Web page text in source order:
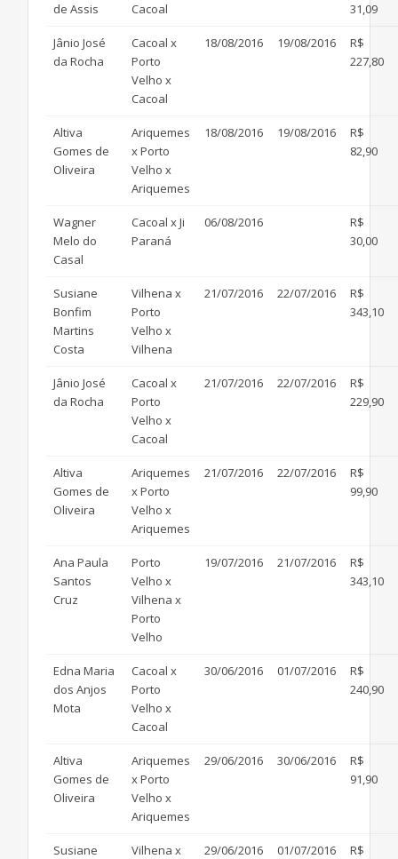
de Assis
Cacoal
31,09
Jânio José
da Rocha
Cacoal x
Porto
Velho x
Cacoal
18/08/2016 19/08/2016
R$
227,80
Altiva
Gomes de
Oliveira
Ariquemes
x Porto
Velho x
Ariquemes
18/08/2016 19/08/2016
R$
82,90
Wagner
Melo do
Casal
Cacoal x Ji
Paraná
06/08/2016
R$
30,00
Susiane
Bonfim
Martins
Costa
Vilhena x
Porto
Velho x
Vilhena
21/07/2016 22/07/2016
R$
343,10
Jânio José
da Rocha
Cacoal x
Porto
Velho x
Cacoal
21/07/2016 22/07/2016
R$
229,90
Altiva
Gomes de
Oliveira
Ariquemes
x Porto
Velho x
Ariquemes
21/07/2016 22/07/2016
R$
99,90
Ana Paula
Santos
Cruz
Porto
Velho x
Vilhena x
Porto
Velho
19/07/2016 21/07/2016
R$
343,10
Edna Maria
dos Anjos
Mota
Cacoal x
Porto
Velho x
Cacoal
30/06/2016 01/07/2016
R$
240,90
Altiva
Gomes de
Oliveira
Ariquemes
x Porto
Velho x
Ariquemes
29/06/2016 30/06/2016
R$
91,90
Susiane Vilhena x 29/06/2016 01/07/2016 R$